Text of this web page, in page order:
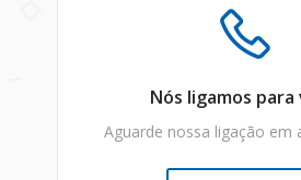
Nós ligamos para
Aguarde nossa ligação em